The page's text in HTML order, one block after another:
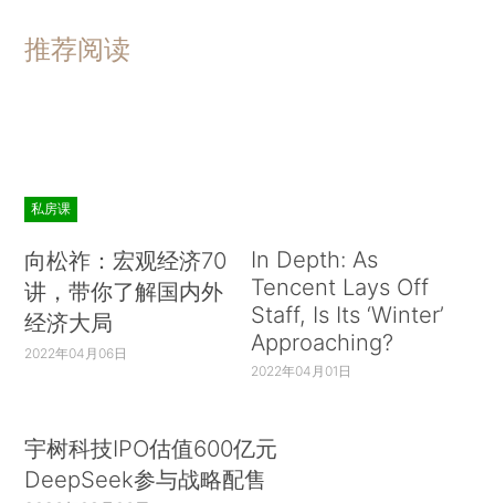
推荐阅读
私房课
向松祚：宏观经济70
讲，带你了解国内外
经济大局
2022年04月06日
In Depth: As
Tencent Lays Off
Staff, Is Its ‘Winter’
Approaching?
2022年04月01日
宇树科技IPO估值600亿元
DeepSeek参与战略配售